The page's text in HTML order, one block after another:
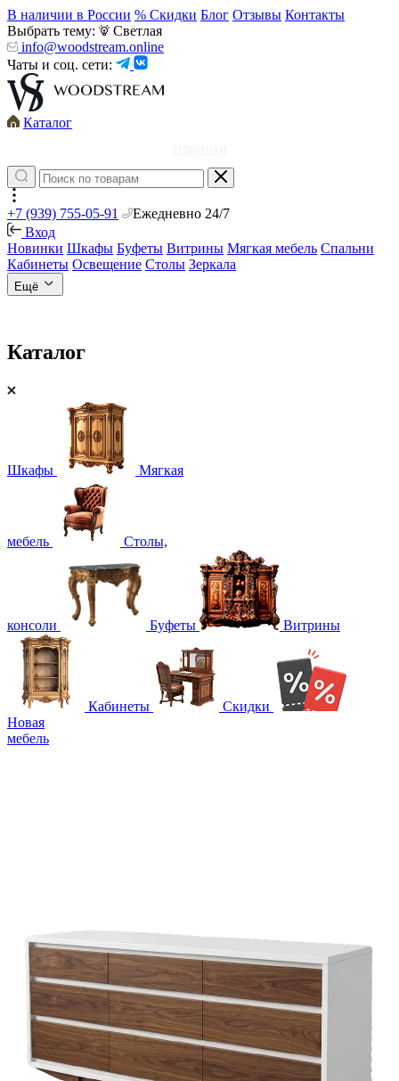
В наличии в России % Скидки Блог Отзывы Контакты
Выбрать тему:
Светлая
info@woodstream.online
Чаты и соц. сети:
Каталог
+7 (939) 755-05-91
Ежедневно 24/7
Вход
Новинки Шкафы Буфеты Витрины Мягкая мебель Спальни
Кабинеты Освещение Столы Зеркала
Ещё
Каталог
Шкафы Мягкая
мебель Столы,
консоли Буфеты Витрины
Кабинеты
Скидки
Новая
мебель